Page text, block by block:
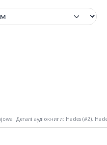
Деталі аудіокниги: Hades (#2).